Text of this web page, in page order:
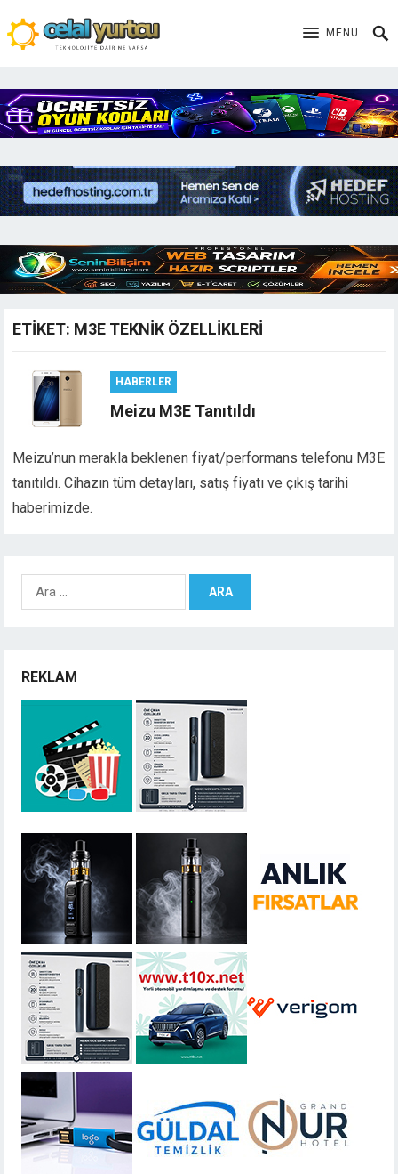
MENU
ETIKET: M3E TEKNIK ÖZELLIKLERI
HABERLER
Meizu M3E Tanıtıldı
Meizu’nun merakla beklenen fiyat/performans telefonu M3E
tanıtıldı. Cihazın tüm detayları, satış fiyatı ve çıkış tarihi
haberimizde.
Arama:
REKLAM